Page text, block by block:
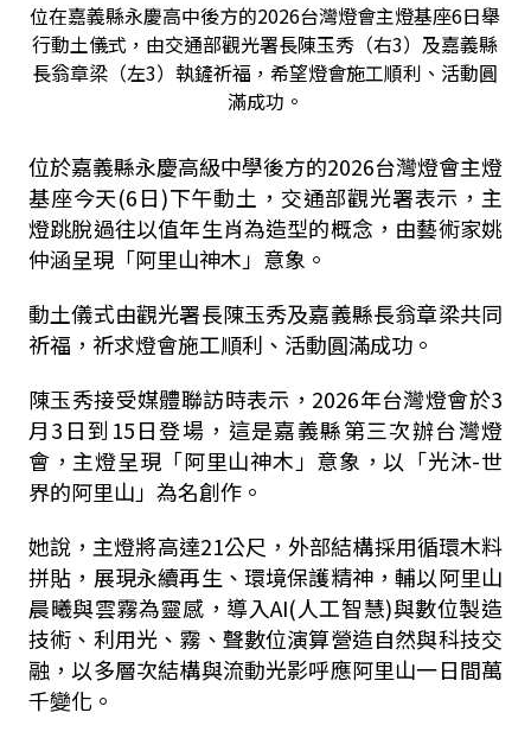
位在嘉義縣永慶高中後方的2026台灣燈會主燈基座6日舉
行動土儀式，由交通部觀光署長陳玉秀（右3）及嘉義縣
長翁章梁（左3）執鏟祈福，希望燈會施工順利、活動圓
滿成功。
位於嘉義縣永慶高級中學後方的2026台灣燈會主燈
基座今天(6日)下午動土，交通部觀光署表示，主
燈跳脫過往以值年生肖為造型的概念，由藝術家姚
仲涵呈現「阿里山神木」意象。
動土儀式由觀光署長陳玉秀及嘉義縣長翁章梁共同
祈福，祈求燈會施工順利、活動圓滿成功。
陳玉秀接受媒體聯訪時表示，2026年台灣燈會於3
月3日到15日登場，這是嘉義縣第三次辦台灣燈
會，主燈呈現「阿里山神木」意象，以「光沐-世
界的阿里山」為名創作。
她說，主燈將高達21公尺，外部結構採用循環木料
拼貼，展現永續再生、環境保護精神，輔以阿里山
晨曦與雲霧為靈感，導入AI(人工智慧)與數位製造
技術、利用光、霧、聲數位演算營造自然與科技交
融，以多層次結構與流動光影呼應阿里山一日間萬
千變化。